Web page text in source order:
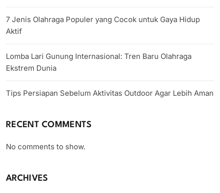
7 Jenis Olahraga Populer yang Cocok untuk Gaya Hidup
Aktif
Lomba Lari Gunung Internasional: Tren Baru Olahraga
Ekstrem Dunia
Tips Persiapan Sebelum Aktivitas Outdoor Agar Lebih Aman
RECENT COMMENTS
No comments to show.
ARCHIVES